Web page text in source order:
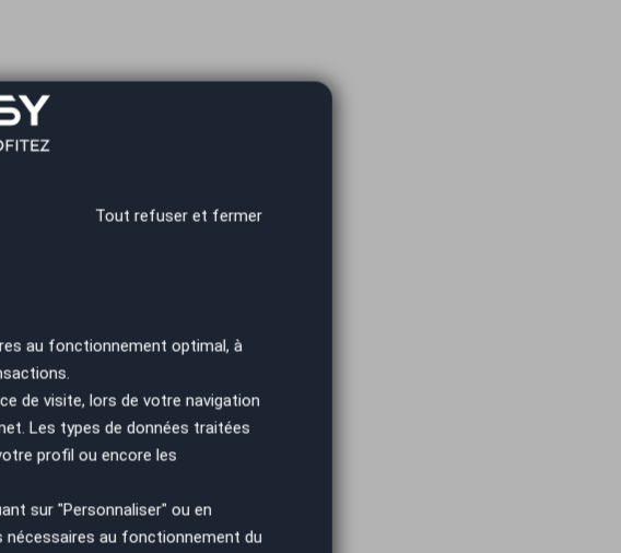
Tout refuser et fermer
au fonctionnement optimal, à
de visite, lors de votre navigation
Les types de données traitées
profil ou encore les
sur "Personnaliser" ou en
nécessaires au fonctionnement du